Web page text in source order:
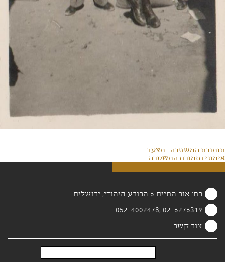
תזמורת המשטרה- מצעד
אימוני תזמורת המשטרה
רח' אור החיים 6 הרובע היהודי, ירושלים
02-6276319 ,052-4002478
צור קשר